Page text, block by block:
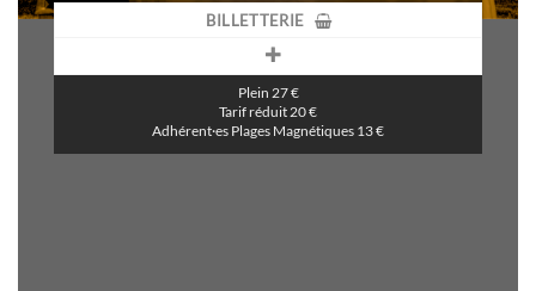
BILLETTERIE
Plein 27 €
Tarif réduit 20 €
Adhérent·es Plages Magnétiques 13 €